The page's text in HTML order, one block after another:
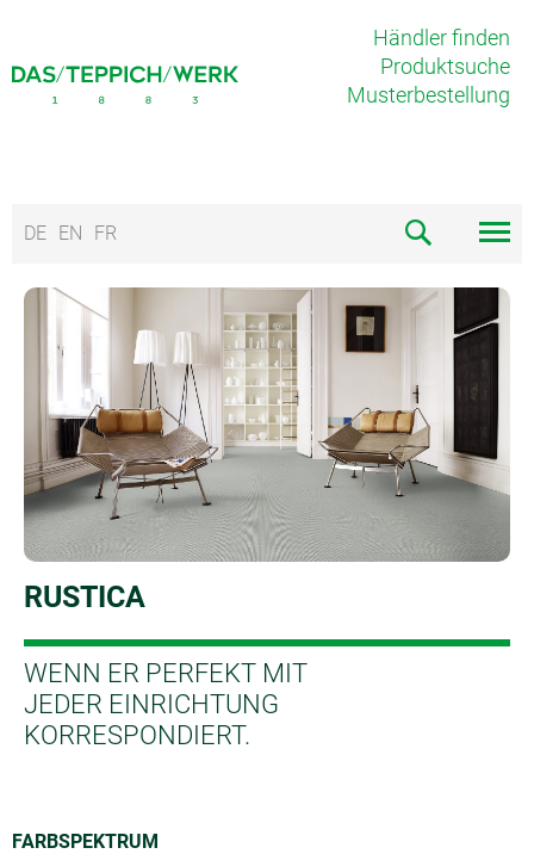
Händler finden
Produktsuche
Musterbestellung
DE EN FR
RUSTICA
WENN ER PERFEKT MIT
JEDER EINRICHTUNG
KORRESPONDIERT.
FARBSPEKTRUM